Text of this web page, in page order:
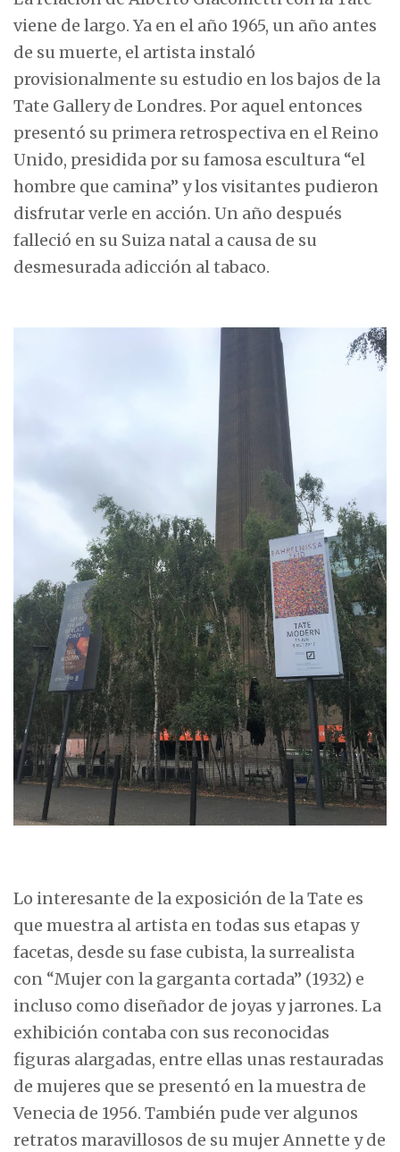
viene de largo. Ya en el año 1965, un año antes
de su muerte, el artista instaló
provisionalmente su estudio en los bajos de la
Tate Gallery de Londres. Por aquel entonces
presentó su primera retrospectiva en el Reino
Unido, presidida por su famosa escultura “el
hombre que camina” y los visitantes pudieron
disfrutar verle en acción. Un año después
falleció en su Suiza natal a causa de su
desmesurada adicción al tabaco.
Lo interesante de la exposición de la Tate es
que muestra al artista en todas sus etapas y
facetas, desde su fase cubista, la surrealista
con “Mujer con la garganta cortada” (1932) e
incluso como diseñador de joyas y jarrones. La
exhibición contaba con sus reconocidas
figuras alargadas, entre ellas unas restauradas
de mujeres que se presentó en la muestra de
Venecia de 1956. También pude ver algunos
retratos maravillosos de su mujer Annette y de